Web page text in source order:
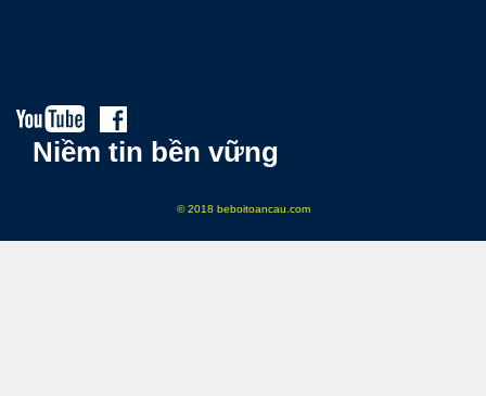
Niềm tin bền vững
© 2018 beboitoancau.com